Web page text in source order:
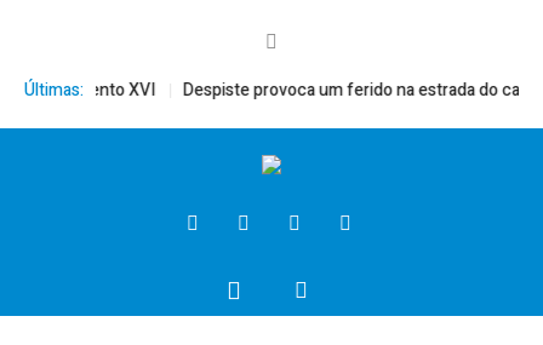
Últimas:Bento XVI Despiste provoca um ferido na estrada do campo